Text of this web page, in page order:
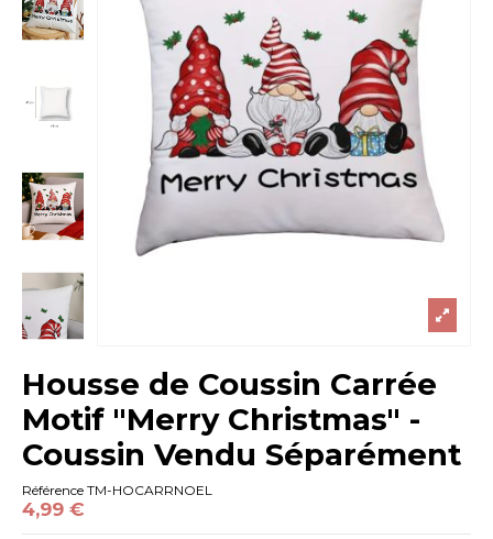
Housse de Coussin Carrée
Motif "Merry Christmas" -
Coussin Vendu Séparément
Référence TM-HOCARRNOEL
4,99 €